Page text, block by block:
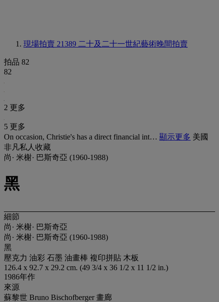
現場拍賣 21389 二十及二十一世紀藝術晚間拍賣
拍品 82
82
2 更多
5 更多
On occasion, Christie's has a direct financial int… 顯示更多 美國
非凡私人收藏
尚· 米榭· 巴斯奇亞 (1960-1988)
黑
細節
尚· 米榭· 巴斯奇亞
尚· 米榭· 巴斯奇亞 (1960-1988)
黑
壓克力 油彩 石墨 油畫棒 複印拼貼 木板
126.4 x 92.7 x 29.2 cm. (49 3/4 x 36 1/2 x 11 1/2 in.)
1986年作
來源
蘇黎世 Bruno Bischofberger 畫廊